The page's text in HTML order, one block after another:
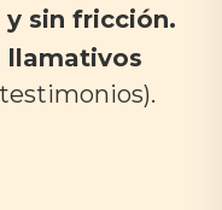
y sin fricción.
llamativos